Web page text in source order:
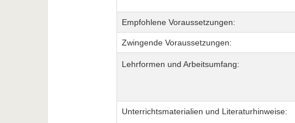
Empfohlene Voraussetzungen:
Zwingende Voraussetzungen:
Lehrformen und Arbeitsumfang:
Unterrichtsmaterialien und Literaturhinweise: